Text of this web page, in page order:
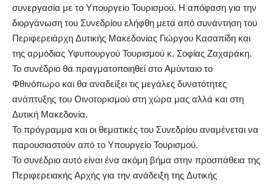
συνεργασία με το Υπουργείο Τουρισμού. Η απόφαση για την
διοργάνωση του Συνεδρίου ελήφθη μετά από συνάντηση του
Περιφερειάρχη Δυτικής Μακεδονίας Γιώργου Κασαπίδη και
της αρμόδιας Υφυπουργού Τουρισμού κ. Σοφίας Ζαχαράκη.
Το συνέδριο θα πραγματοποιηθεί στο Αμύνταιο το
Φθινόπωρο και θα αναδείξει τις μεγάλες δυνατότητες
ανάπτυξης του Οινοτορισμού στη χώρα μας αλλά και στη
Δυτική Μακεδονία.
Το πρόγραμμα και οι θεματικές του Συνεδρίου αναμένεται να
παρουσιαστούν από το Υπουργείο Τουρισμού.
Το συνέδριο αυτό είναι ένα ακόμη βήμα στην προσπάθεια της
Περιφερειακής Αρχής για την ανάδειξη της Δυτικής